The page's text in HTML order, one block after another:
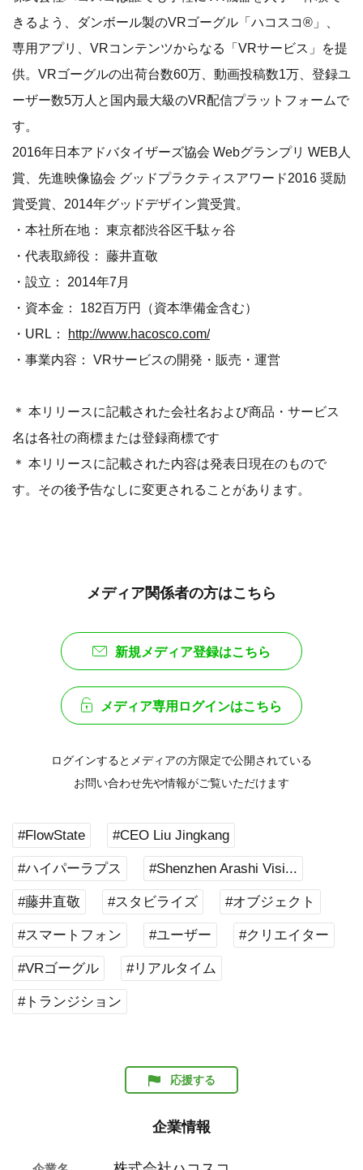
きるよう、ダンボール製のVRゴーグル「ハコスコ®」、
専用アプリ、VRコンテンツからなる「VRサービス」を提
供。VRゴーグルの出荷台数60万、動画投稿数1万、登録ユ
ーザー数5万人と国内最大級のVR配信プラットフォームで
す。
2016年日本アドバタイザーズ協会 Webグランプリ WEB人
賞、先進映像協会 グッドプラクティスアワード2016 奨励
賞受賞、2014年グッドデザイン賞受賞。
・本社所在地： 東京都渋谷区千駄ヶ谷
・代表取締役： 藤井直敬
・設立： 2014年7月
・資本金： 182百万円（資本準備金含む）
・URL： http://www.hacosco.com/
・事業内容： VRサービスの開発・販売・運営
＊ 本リリースに記載された会社名および商品・サービス
名は各社の商標または登録商標です
＊ 本リリースに記載された内容は発表日現在のもので
す。その後予告なしに変更されることがあります。
メディア関係者の方はこちら
新規メディア登録はこちら
メディア専用ログインはこちら
ログインするとメディアの方限定で公開されている
お問い合わせ先や情報がご覧いただけます
#FlowState #CEO Liu Jingkang
#ハイパーラプス #Shenzhen Arashi Visi...
#藤井直敬 #スタビライズ #オブジェクト
#スマートフォン #ユーザー #クリエイター
#VRゴーグル #リアルタイム
#トランジション
応援する
企業情報